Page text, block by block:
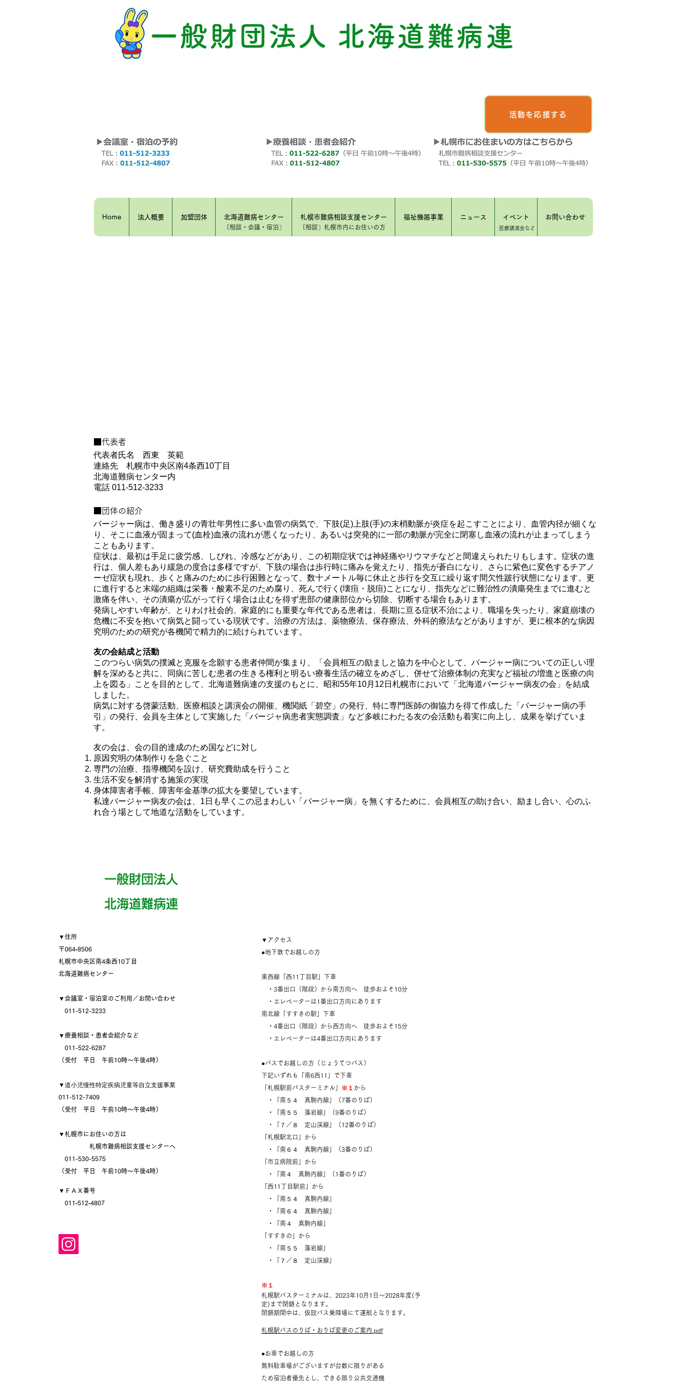
一般財団法人 北海道難病連
活動を応援する
Home 法人概要 加盟団体 北海道難病センター 札幌市難病相談支援センター 福祉機器事業 ニュース イベント お問い合わせ
〔​相談・会議・宿泊〕 〔相談〕​札幌市内にお住いの方 ​医療講演会など
■代表者
代表者氏名 西東 英範
連絡先 札幌市中央区南4条西10丁目
北海道難病センター内
電話 011‐512‐3233
■団体の紹介
バージャー病は、働き盛りの青壮年男性に多い血管の病気で、下肢(足)上肢(手)の末梢動脈が炎症を起こすことにより、血管内径が細くな
り、そこに血液が固まって(血栓)血液の流れが悪くなったり、あるいは突発的に一部の動脈が完全に閉塞し血液の流れが止まってしまう
こともあります。
症状は、最初は手足に疲労感、しびれ、冷感などがあり、この初期症状では神経痛やリウマチなどと間違えられたりもします。症状の進
行は、個人差もあり緩急の度合は多様ですが、下肢の場合は歩行時に痛みを覚えたり、指先が蒼白になり、さらに紫色に変色するチアノ
ーゼ症状も現れ、歩くと痛みのために歩行困難となって、数十メートル毎に休止と歩行を交互に繰り返す間欠性跛行状態になります。更
に進行すると末端の組織は栄養・酸素不足のため腐り、死んで行く(壊疸・脱疸)ことになり、指先などに難治性の潰瘍発生までに進むと
激痛を伴い、その潰瘍が広がって行く場合は止むを得ず患部の健康部位から切除、切断する場合もあります。
発病しやすい年齢が、とりわけ社会的、家庭的にも重要な年代である患者は、長期に亘る症状不治により、職場を失ったり、家庭崩壊の
危機に不安を抱いて病気と闘っている現状です。治療の方法は、薬物療法、保存療法、外科的療法などがありますが、更に根本的な病因
究明のための研究が各機関で精力的に続けられています。
友の会結成と活動
このつらい病気の撲滅と克服を念願する患者仲間が集まり、「会員相互の励ましと協力を中心として、バージャー病についての正しい理
解を深めると共に、同病に苦しむ患者の生きる権利と明るい療養生活の確立をめざし、併せて治療体制の充実など福祉の増進と医療の向
上を図る」ことを目的として、北海道難病連の支援のもとに、昭和55年10月12日札幌市において「北海道バージャー病友の会」を結成
しました。
病気に対する啓蒙活動、医療相談と講演会の開催、機関紙「碧空」の発行、特に専門医師の御協力を得て作成した「バージャー病の手
引」の発行、会員を主体として実施した「バージャ病患者実態調査」など多岐にわたる友の会活動も着実に向上し、成果を挙げていま
す。
友の会は、会の目的達成のため国などに対し
原因究明の体制作りを急ぐこと
専門の治療、指導機関を設け、研究費助成を行うこと
生活不安を解消する施策の実現
身体障害者手帳、障害年金基準の拡大を要望しています。
私達バージャー病友の会は、1日も早くこの忌まわしい「バージャー病」を無くするために、会員相互の助け合い、励まし合い、心のふ
れ合う場として地道な活動をしています。
一般財団法人
​北海道難病連
▼住所
〒064‐8506
札幌市中央区南4条西10丁目
北海道難病センター
▼会議室・宿泊室のご利用／お問い合わせ
011-512-3233
▼療養相談・患者会紹介など
011-522-6287
（受付 平日 午前10時～午後4時）
▼道小児慢性特定疾病児童等自立支援事業
011-512-7409
（受付 平日 午前10時～午後4時）
▼札幌市にお住いの方は
札幌市難病相談支援センターへ
​ 011-530-5575
（受付 平日 午前10時～午後4時）
▼ＦＡＸ番号
011‐512‐4807
▼アクセス
●地下鉄でお越しの方
東西線「西11丁目駅」下車
・3番出口（階段）から南方向へ 徒歩およそ10分
・エレベーターは1番出口方向にあります
南北線「すすきの駅」下車
・4番出口（階段）から西方向へ 徒歩およそ15分
・エレベーターは4番出口方向にあります
●バスでお越しの方（じょうてつバス）
​下記いずれも「南6西11」で下車
「札幌駅前バスターミナル」 ※１ から
・「南５４ 真駒内線」（7番のりば）
・「南５５ 藻岩線」（9番のりば）
・「７／８ 定山渓線」（12番のりば）
「札幌駅北口」から
・「南６４ 真駒内線」（3番のりば）
「市立病院前」から
・「南４ 真駒内線」（1番のりば）
「西11丁目駅前」から
・「南５４ 真駒内線」
・「南 ６４ 真駒内線」
・「南４ 真駒内線」
「すすきの」 から
・「南５５ 藻岩線」
・「７／８ 定山渓線」
※１​
札幌駅バスターミナルは、2023年10月1日～2028年度(予
定)まで閉鎖となります。
閉鎖期間中は、仮設バス乗降場にて運航となります。
札幌駅バスのりば・おりば変更のご案内.pdf
●お車でお越しの方
無料駐車場がございますが台数に限りがある
ため宿泊者優先とし、できる限り公共交通機